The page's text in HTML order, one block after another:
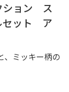
ション ス
セット ア
、ミッキー柄の